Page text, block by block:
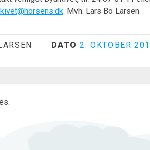
. Mvh. Lars Bo Larsen
DATO 2. OKTOBER